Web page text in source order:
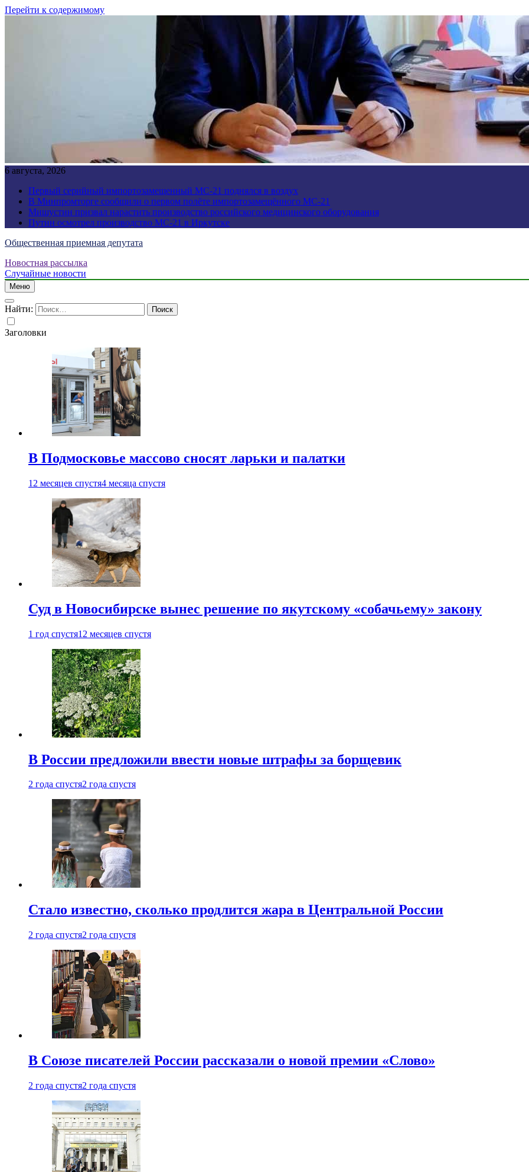
Перейти к содержимому
6 августа, 2026
Первый серийный импортозамещенный МС-21 поднялся в воздух
В Минпромторге сообщили о первом полёте импортозамещённого МС-21
Мишустин призвал нарастить производство российского медицинского оборудования
Путин осмотрел производство МС-21 в Иркутске
Общественная приемная депутата
Новостная рассылка
Случайные новости
Меню
Найти:
Заголовки
В Подмосковье массово сносят ларьки и палатки
12 месяцев спустя4 месяца спустя
Суд в Новосибирске вынес решение по якутскому «собачьему» закону
1 год спустя12 месяцев спустя
В России предложили ввести новые штрафы за борщевик
2 года спустя2 года спустя
Стало известно, сколько продлится жара в Центральной России
2 года спустя2 года спустя
В Союзе писателей России рассказали о новой премии «Слово»
2 года спустя2 года спустя